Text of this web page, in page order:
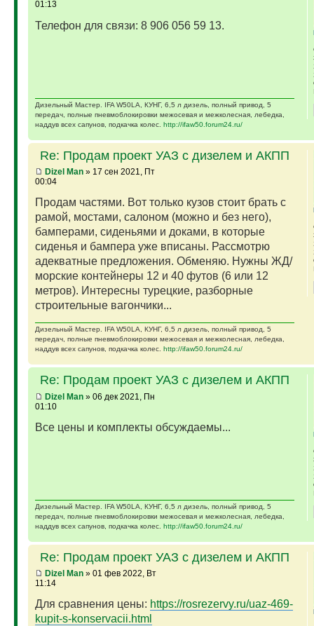
01:13
Телефон для связи: 8 906 056 59 13.
Дизельный Мастер. IFA W50LA, КУНГ, 6,5 л дизель, полный привод, 5
передач, полные пневмоблокировки межосевая и межколесная, лебедка,
наддув всех сапунов, подкачка колес. http://ifaw50.forum24.ru/
Re: Продам проект УАЗ с дизелем и АКПП
Dizel Man» 17 сен 2021, Пт
00:04
Продам частями. Вот только кузов стоит брать с
рамой, мостами, салоном (можно и без него),
бамперами, сиденьями и доками, в которые
сиденья и бампера уже вписаны. Рассмотрю
адекватные предложения. Обменяю. Нужны ЖД/
морские контейнеры 12 и 40 футов (6 или 12
метров). Интересны турецкие, разборные
строительные вагончики...
Дизельный Мастер. IFA W50LA, КУНГ, 6,5 л дизель, полный привод, 5
передач, полные пневмоблокировки межосевая и межколесная, лебедка,
наддув всех сапунов, подкачка колес. http://ifaw50.forum24.ru/
Re: Продам проект УАЗ с дизелем и АКПП
Dizel Man» 06 дек 2021, Пн
01:10
Все цены и комплекты обсуждаемы...
Дизельный Мастер. IFA W50LA, КУНГ, 6,5 л дизель, полный привод, 5
передач, полные пневмоблокировки межосевая и межколесная, лебедка,
наддув всех сапунов, подкачка колес. http://ifaw50.forum24.ru/
Re: Продам проект УАЗ с дизелем и АКПП
Dizel Man» 01 фев 2022, Вт
11:14
Для сравнения цены: https://rosrezervy.ru/uaz-469-
kupit-s-konservacii.html